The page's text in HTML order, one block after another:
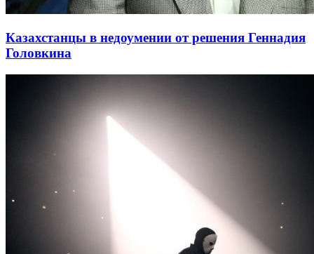
Казахстанцы в недоумении от решения Геннадия
Головкина